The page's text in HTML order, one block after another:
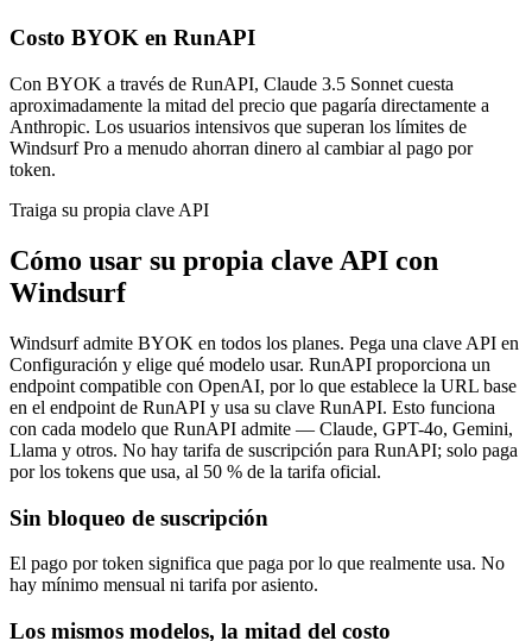
Costo BYOK en RunAPI
Con BYOK a través de RunAPI, Claude 3.5 Sonnet cuesta
aproximadamente la mitad del precio que pagaría directamente a
Anthropic. Los usuarios intensivos que superan los límites de
Windsurf Pro a menudo ahorran dinero al cambiar al pago por
token.
Traiga su propia clave API
Cómo usar su propia clave API con
Windsurf
Windsurf admite BYOK en todos los planes. Pega una clave API en
Configuración y elige qué modelo usar. RunAPI proporciona un
endpoint compatible con OpenAI, por lo que establece la URL base
en el endpoint de RunAPI y usa su clave RunAPI. Esto funciona
con cada modelo que RunAPI admite — Claude, GPT-4o, Gemini,
Llama y otros. No hay tarifa de suscripción para RunAPI; solo paga
por los tokens que usa, al 50 % de la tarifa oficial.
Sin bloqueo de suscripción
El pago por token significa que paga por lo que realmente usa. No
hay mínimo mensual ni tarifa por asiento.
Los mismos modelos, la mitad del costo